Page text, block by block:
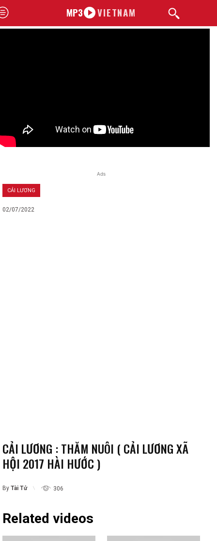
MP3 VIETNAM
Ads
CẢI LƯƠNG
02/07/2022
CẢI LƯƠNG : THĂM NUÔI ( CẢI LƯƠNG XÃ
HỘI 2017 HÀI HƯỚC )
By Tài Tử 306
Related videos